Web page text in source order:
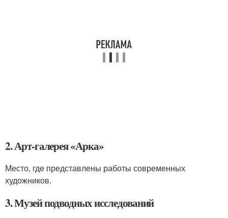
2. Арт-галерея «Арка»
Место, где представлены работы современных
художников.
3. Музей подводных исследований